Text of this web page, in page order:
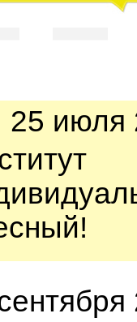
25 июля